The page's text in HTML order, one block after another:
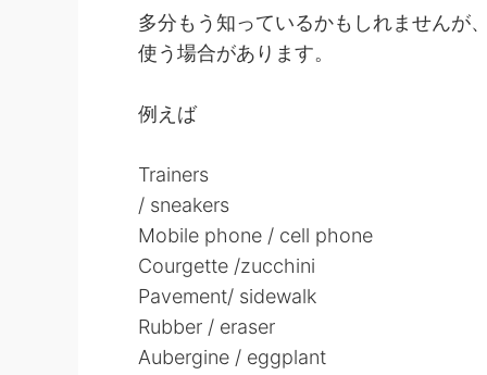
多分もう知っているかもしれませんが
使う場合があります。
例えば
Trainers
/ sneakers
Mobile phone / cell phone
Courgette /zucchini
Pavement/ sidewalk
Rubber / eraser
Aubergine / eggplant